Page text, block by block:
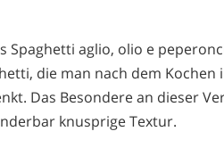
Spaghetti aglio, olio e
die man nach dem Kochen
Das Besondere an dieser
knusprige Textur.